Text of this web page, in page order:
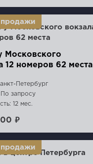
Московского
12 номеров 62 места
Петербург
запросу
12 мес.
₽